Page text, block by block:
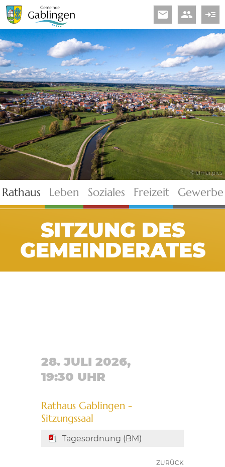
read_more
people
email
© elmar.pics
Rathaus Leben Soziales Freizeit Gewerbe
SITZUNG DES
GEMEINDERATES
28. JULI 2026,
19:30 UHR
Rathaus Gablingen -
Sitzungssaal
Tagesordnung (BM)
ZURÜCK